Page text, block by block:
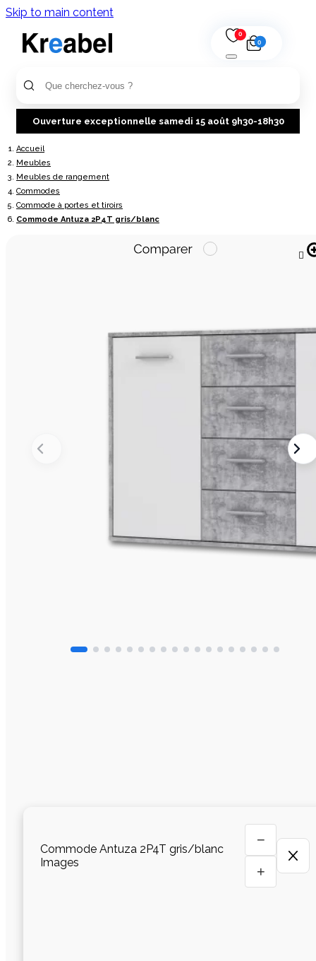
Skip to main content
0
0
Ouverture exceptionnelle samedi 15 août 9h30-18h30
Accueil
Meubles
Meubles de rangement
Commodes
Commode à portes et tiroirs
Commode Antuza 2P4T gris/blanc

Commode Antuza 2P4T gris/blanc
Images
−
+